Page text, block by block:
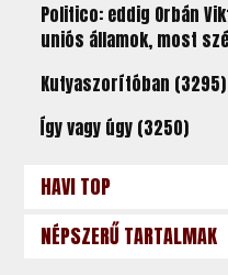
Politico: eddig Orbán
uniós államok, most
Kutyaszorítóban (3295)
Így vagy úgy (3250)
HAVI TOP
NÉPSZERŰ TARTALMAK